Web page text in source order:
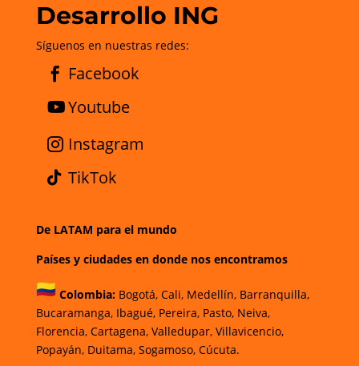
Desarrollo ING
Síguenos en nuestras redes:
Facebook
Youtube
Instagram
TikTok
De LATAM para el mundo
Países y ciudades en donde nos encontramos
Colombia: Bogotá,Cali, Medellín, Barranquilla,
Bucaramanga,Ibagué,Pereira,Pasto, Neiva,
Florencia, Cartagena, Valledupar, Villavicencio,
Popayán, Duitama, Sogamoso, Cúcuta.